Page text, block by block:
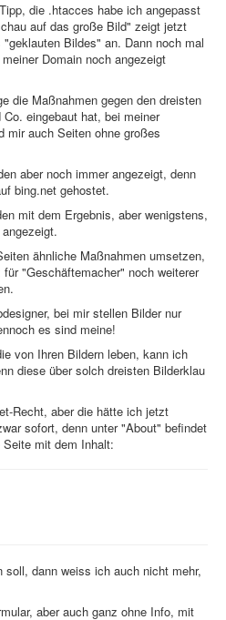
die .htacces habe ich angepasst
auf das große Bild" zeigt jetzt
Bildes" an. Dann noch mal
Domain noch angezeigt
die Maßnahmen gegen den dreisten
eingebaut hat, bei meiner
mir auch Seiten ohne großes
aber noch immer angezeigt, denn
bing.net gehostet.
mit dem Ergebnis, aber wenigstens,
ähnliche Maßnahmen umsetzen,
"Geschäftemacher" noch weiterer
bei mir stellen Bilder nur
es sind meine!
von Ihren Bildern leben, kann ich
diese über solch dreisten Bilderklau
Recht, aber die hätte ich jetzt
sofort, denn unter "About" befindet
mit dem Inhalt:
dann weiss ich auch nicht mehr,
aber auch ganz ohne Info, mit